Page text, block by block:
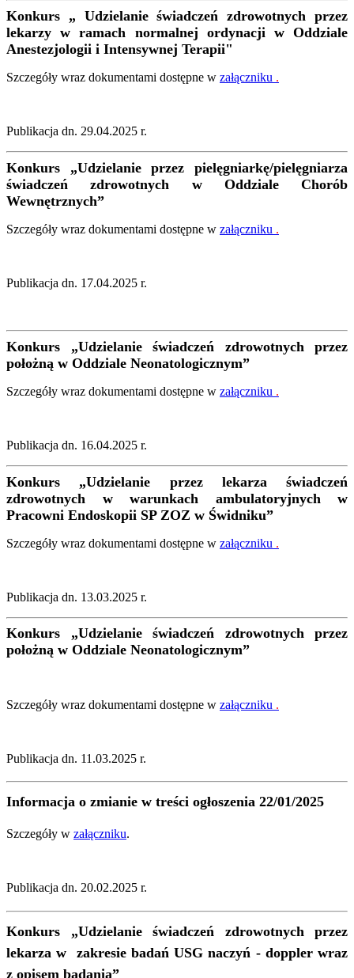
Konkurs „ Udzielanie świadczeń zdrowotnych przez
lekarzy w ramach normalnej ordynacji w Oddziale
Anestezjologii i Intensywnej Terapii"
Szczegóły wraz dokumentami dostępne w załączniku .
Publikacja dn. 29.04.2025 r.
Konkurs „Udzielanie przez pielęgniarkę/pielęgniarza
świadczeń zdrowotnych w Oddziale Chorób
Wewnętrznych”
Szczegóły wraz dokumentami dostępne w załączniku .
Publikacja dn. 17.04.2025 r.
Konkurs „Udzielanie świadczeń zdrowotnych przez
położną w Oddziale Neonatologicznym”
Szczegóły wraz dokumentami dostępne w załączniku .
Publikacja dn. 16.04.2025 r.
Konkurs „Udzielanie przez lekarza świadczeń
zdrowotnych w warunkach ambulatoryjnych w
Pracowni Endoskopii SP ZOZ w Świdniku”
Szczegóły wraz dokumentami dostępne w załączniku .
Publikacja dn. 13.03.2025 r.
Konkurs „Udzielanie świadczeń zdrowotnych przez
położną w Oddziale Neonatologicznym”
Szczegóły wraz dokumentami dostępne w załączniku .
Publikacja dn. 11.03.2025 r.
Informacja o zmianie w treści ogłoszenia 22/01/2025
Szczegóły w załączniku.
Publikacja dn. 20.02.2025 r.
Konkurs „Udzielanie świadczeń zdrowotnych przez
lekarza w zakresie badań USG naczyń - doppler wraz
z opisem badania”